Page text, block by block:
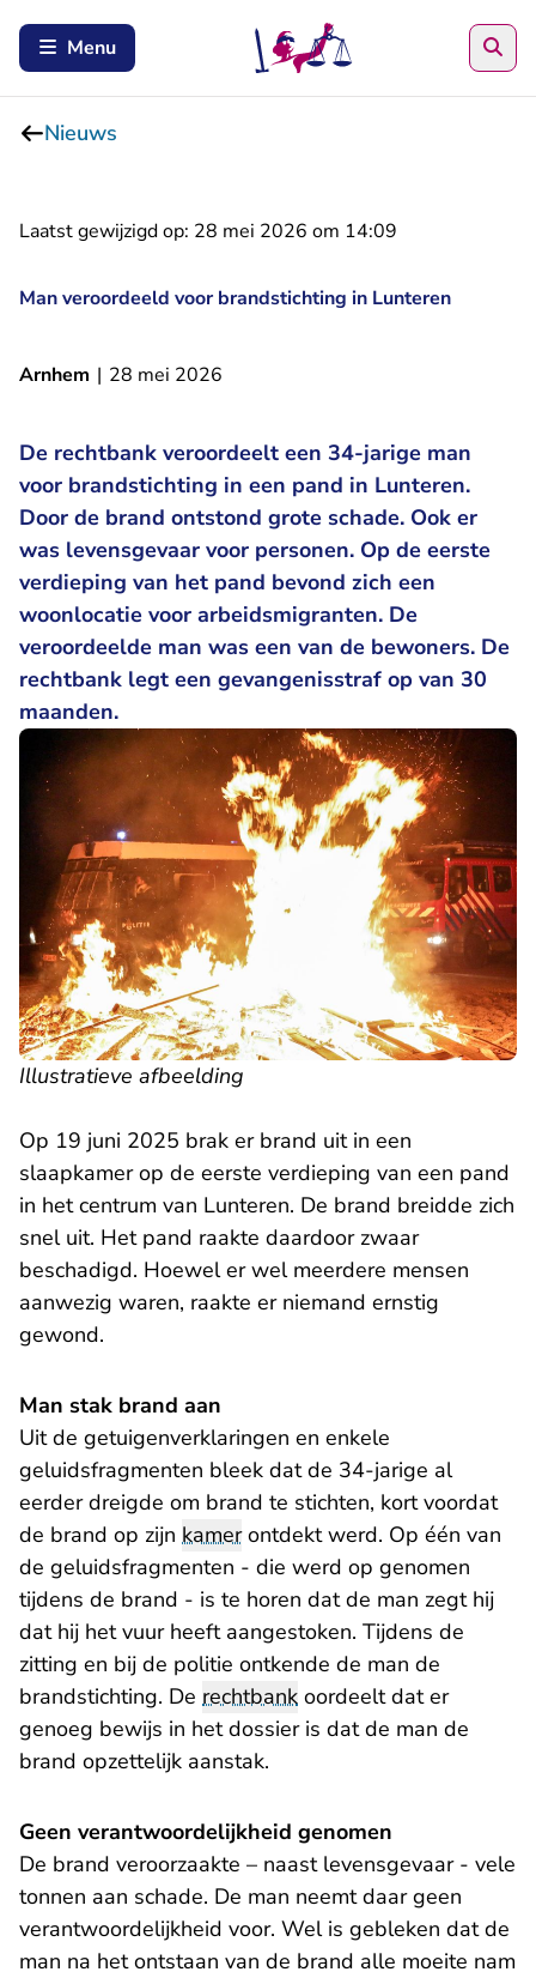
Menu
Nieuws
Laatst gewijzigd op: 28 mei 2026 om 14:09
Man veroordeeld voor brandstichting in Lunteren
Arnhem | 28 mei 2026
De rechtbank veroordeelt een 34-jarige man
voor brandstichting in een pand in Lunteren.
Door de brand ontstond grote schade. Ook er
was levensgevaar voor personen. Op de eerste
verdieping van het pand bevond zich een
woonlocatie voor arbeidsmigranten. De
veroordeelde man was een van de bewoners. De
rechtbank legt een gevangenisstraf op van 30
maanden.
Illustratieve afbeelding
Op 19 juni 2025 brak er brand uit in een
slaapkamer op de eerste verdieping van een pand
in het centrum van Lunteren. De brand breidde zich
snel uit. Het pand raakte daardoor zwaar
beschadigd. Hoewel er wel meerdere mensen
aanwezig waren, raakte er niemand ernstig
gewond.
Man stak brand aan
Uit de getuigenverklaringen en enkele
geluidsfragmenten bleek dat de 34-jarige al
eerder dreigde om brand te stichten, kort voordat
de brand op zijn kamerontdekt werd. Op één van
de geluidsfragmenten - die werd op genomen
tijdens de brand - is te horen dat de man zegt hij
dat hij het vuur heeft aangestoken. Tijdens de
zitting en bij de politie ontkende de man de
brandstichting. De rechtbank oordeelt dat er
genoeg bewijs in het dossier is dat de man de
brand opzettelijk aanstak.
Geen verantwoordelijkheid genomen
De brand veroorzaakte – naast levensgevaar - vele
tonnen aan schade. De man neemt daar geen
verantwoordelijkheid voor. Wel is gebleken dat de
man na het ontstaan van de brand alle moeite nam